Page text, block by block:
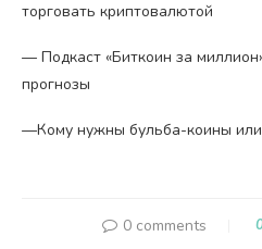
торговать криптовалютой
— Подкаст «Биткоин за
прогнозы
—Кому нужны бульба-коины или
0 comments